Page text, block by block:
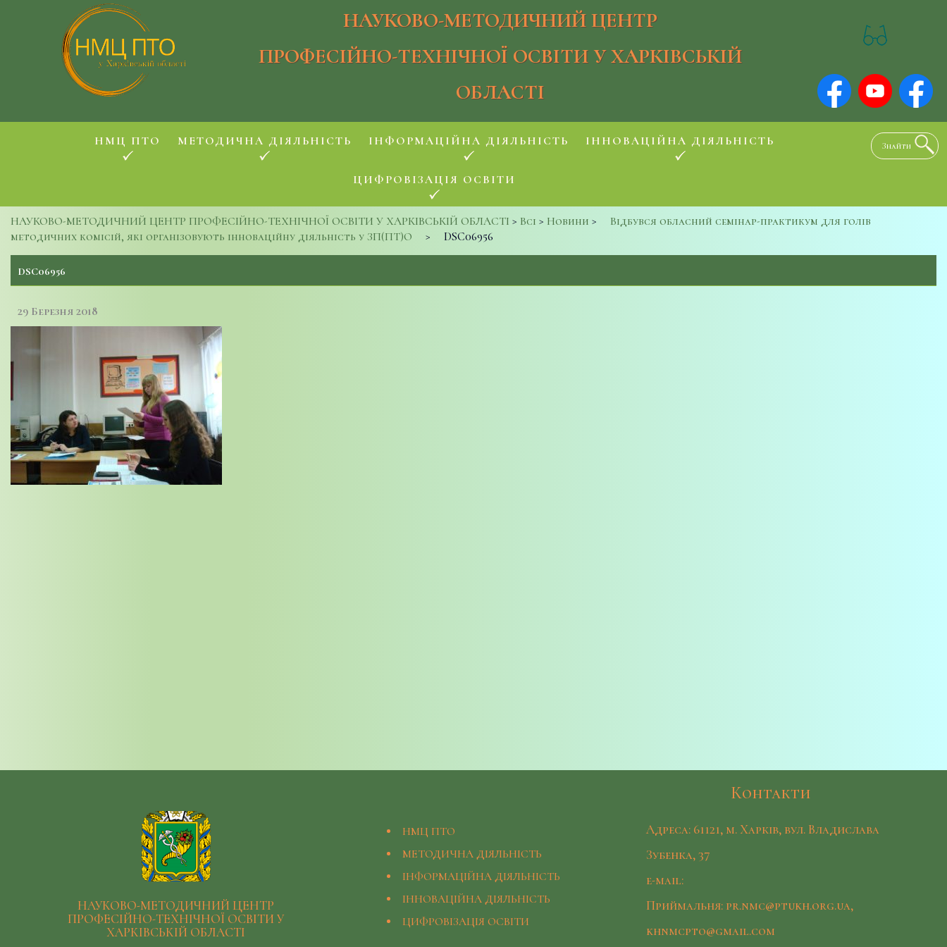
НАУКОВО-МЕТОДИЧНИЙ ЦЕНТР
ПРОФЕСІЙНО-ТЕХНІЧНОЇ ОСВІТИ У ХАРКІВСЬКІЙ
ОБЛАСТІ
НМЦ ПТО МЕТОДИЧНА ДІЯЛЬНІСТЬ ІНФОРМАЦІЙНА ДІЯЛЬНІСТЬ ІННОВАЦІЙНА ДІЯЛЬНІСТЬ
ЦИФРОВІЗАЦІЯ ОСВІТИ
НАУКОВО-МЕТОДИЧНИЙ ЦЕНТР ПРОФЕСІЙНО-ТЕХНІЧНОЇ ОСВІТИ У ХАРКІВСЬКІЙ ОБЛАСТІ > Всі > Новини >
Відбувся обласний семінар-практикум для голів
методичних комісій, які організовують інноваційну діяльність у ЗП(ПТ)О
> DSC06956
DSC06956
29 Березня 2018
НАУКОВО-МЕТОДИЧНИЙ ЦЕНТР
ПРОФЕСІЙНО-ТЕХНІЧНОЇ ОСВІТИ У
ХАРКІВСЬКІЙ ОБЛАСТІ
НМЦ ПТО
МЕТОДИЧНА ДІЯЛЬНІСТЬ
ІНФОРМАЦІЙНА ДІЯЛЬНІСТЬ
ІННОВАЦІЙНА ДІЯЛЬНІСТЬ
ЦИФРОВІЗАЦІЯ ОСВІТИ
Контакти
Адреса: 61121, м. Харків, вул. Владислава
Зубенка, 37
e-mail:
Приймальня: pr.nmc@ptukh.org.ua,
khnmcpto@gmail.com